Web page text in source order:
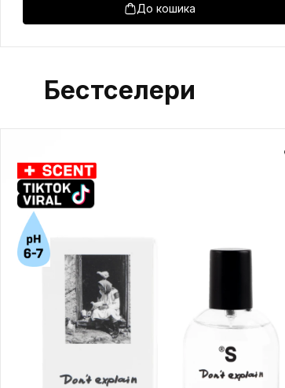
До кошика
Бестселери